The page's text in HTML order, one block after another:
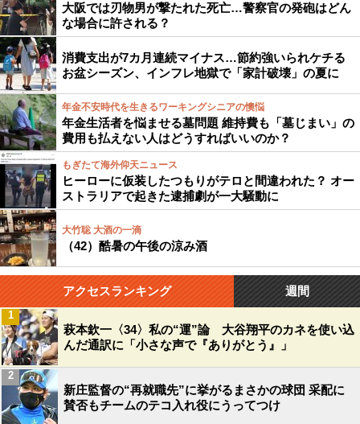
大阪では刃物男が撃たれた死亡…警察官の発砲はどん
な場合に許される？
消費支出が7カ月連続マイナス…節約強いられケチる
お盆シーズン、インフレ地獄で「家計破壊」の夏に
年金不安時代を生きるワーキングシニアの懊悩
年金生活者を悩ませる墓問題 維持費も「墓じまい」の
費用も払えない人はどうすればいいのか？
もぎたて海外仰天ニュース
ヒーローに仮装したつもりがテロと間違われた？ オー
ストラリアで起きた逮捕劇が一大騒動に
大竹聡 大酒の一滴
（42）酷暑の午後の涼み酒
アクセスランキング 週間
萩本欽一〈34〉私の“運”論 大谷翔平のカネを使い込
んだ通訳に「小さな声で『ありがとう』」
1
新庄監督の“再就職先”に挙がるまさかの球団 采配に
賛否もチームのテコ入れ役にうってつけ
2